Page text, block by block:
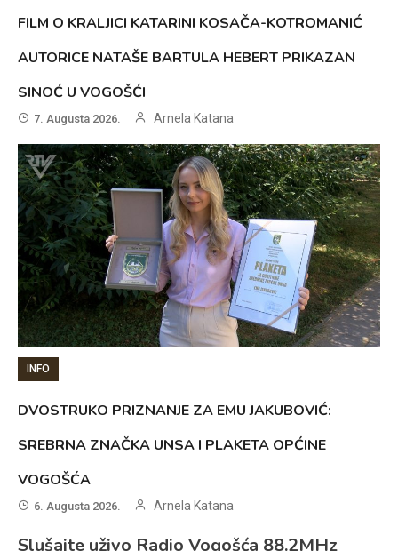
FILM O KRALJICI KATARINI KOSAČA-KOTROMANIĆ
AUTORICE NATAŠE BARTULA HEBERT PRIKAZAN
SINOĆ U VOGOŠĆI
7. Augusta 2026. Arnela Katana
INFO
DVOSTRUKO PRIZNANJE ZA EMU JAKUBOVIĆ:
SREBRNA ZNAČKA UNSA I PLAKETA OPĆINE
VOGOŠĆA
6. Augusta 2026. Arnela Katana
Slušajte uživo Radio Vogošća 88.2MHz